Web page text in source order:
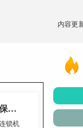
内容更
深圳水榭格伦菲尔口腔诊所根管治疗疼不疼？治疗效果有保障
锁机